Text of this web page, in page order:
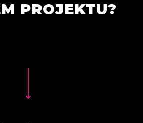
PROJEKTU?